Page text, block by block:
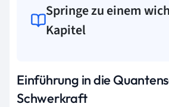
Springe zu einem
Kapitel
Einführung in die
Schwerkraft